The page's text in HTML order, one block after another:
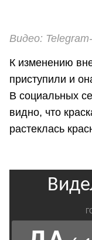
Видео:
К изменению
приступили и
В социальных
видно, что
растеклась